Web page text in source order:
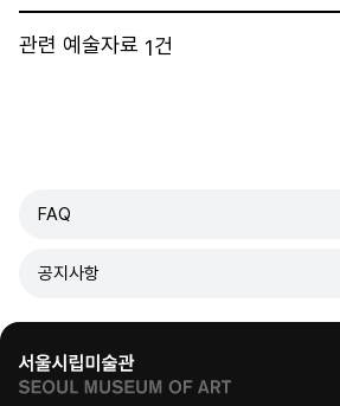
관련 예술자료 1건
FAQ
공지사항